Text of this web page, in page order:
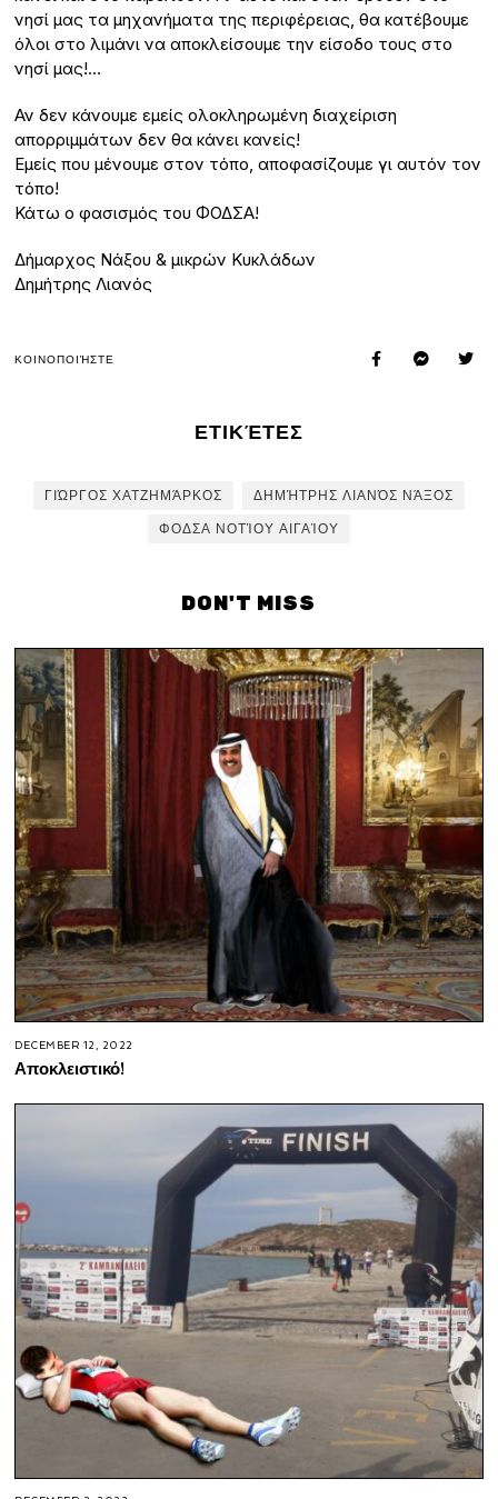
νησί μας τα μηχανήματα της περιφέρειας, θα κατέβουμε
όλοι στο λιμάνι να αποκλείσουμε την είσοδο τους στο
νησί μας!…
Αν δεν κάνουμε εμείς ολοκληρωμένη διαχείριση
απορριμμάτων δεν θα κάνει κανείς!
Εμείς που μένουμε στον τόπο, αποφασίζουμε γι αυτόν τον
τόπο!
Κάτω ο φασισμός του ΦΟΔΣΑ!
Δήμαρχος Νάξου & μικρών Κυκλάδων
Δημήτρης Λιανός
ΚΟΙΝΟΠΟΙΉΣΤΕ
ΕΤΙΚΈΤΕΣ
ΓΙΏΡΓΟΣ ΧΑΤΖΗΜΆΡΚΟΣ
ΔΗΜΉΤΡΗΣ ΛΙΑΝΌΣ ΝΆΞΟΣ
ΦΟΔΣΑ ΝΟΤΊΟΥ ΑΙΓΑΊΟΥ
DON'T MISS
DECEMBER 12, 2022
Αποκλειστικό!